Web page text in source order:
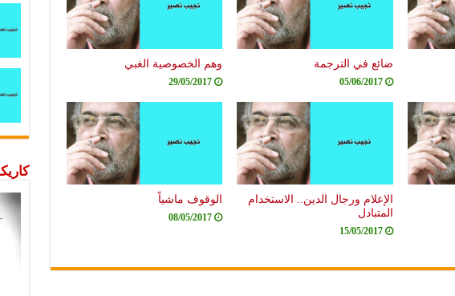
ضائع في الترجمة
05/06/2017
وهم الخصوصية الغبي
29/05/2017
الإعلام ورجال الدين.. الاستخدام
المتبادل
15/05/2017
الوقوف ماشياً
08/05/2017